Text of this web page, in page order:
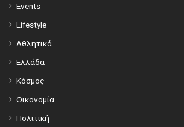
Events
Lifestyle
Αθλητικά
Ελλάδα
Κόσμος
Οικονομία
Πολιτική